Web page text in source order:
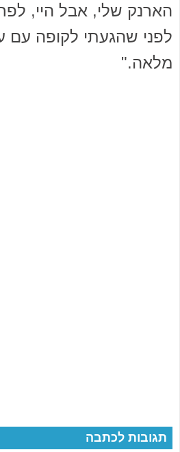
הארנק שלי, אבל היי,
לפני שהגעתי לקופה עם
מלאה."
תגובות לכתבה